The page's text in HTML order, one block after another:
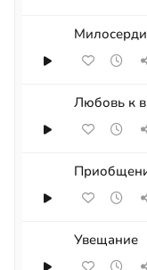
Любовь к
Увещание